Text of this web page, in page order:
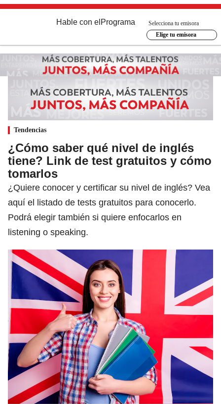
Hable con el Programa
Selecciona tu emisora
Elige tu emisora
Tendencias
¿Cómo saber qué nivel de inglés
tiene? Link de test gratuitos y cómo
tomarlos
¿Quiere conocer y certificar su nivel de inglés? Vea
aquí el listado de tests gratuitos para conocerlo.
Podrá elegir también si quiere enfocarlos en
listening o speaking.